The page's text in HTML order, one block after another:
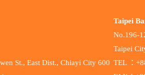
St., East Dist., Chiayi City 600
Taipei
No.196-
Taipei
TEL ：